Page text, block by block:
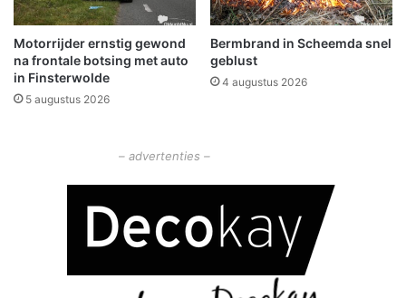
e
r
w
o
l
d
T
o
c
h
?
Motorrijder ernstig gewond
na frontale botsing met auto
in Finsterwolde
5 augustus 2026
Bermbrand in Scheemda snel
geblust
4 augustus 2026
– advertenties –